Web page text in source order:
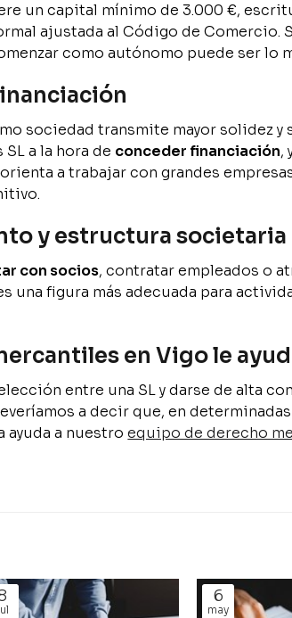
un capital mínimo de 3.000 €,
ajustada al Código de Comercio.
como autónomo puede ser lo
sociedad transmite mayor solidez
a la hora de conceder financiación,
a trabajar con grandes
y estructura societaria
con socios, contratar empleados o
una figura más adecuada para
en Vigo le
entre una SL y darse de alta
a decir que, en
ayuda a nuestroequipo de derecho
6
may